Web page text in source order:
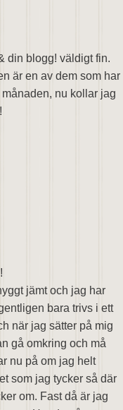
din blogg! väldigt fin.
är en av dem som har
nu kollar jag
jämt och jag har
bara trivs i ett
när jag sätter på mig
gå omkring och må
nu på om jag helt
som jag tycker så där
om. Fast då är jag